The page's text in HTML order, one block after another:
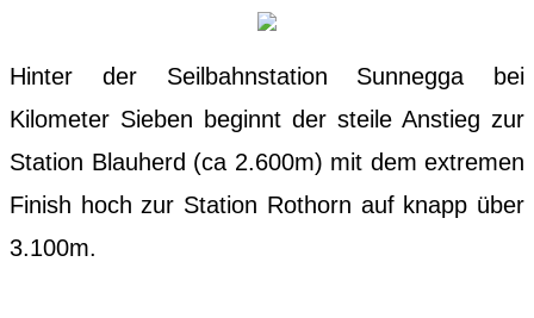
Hinter der Seilbahnstation Sunnegga bei
Kilometer Sieben beginnt der steile Anstieg zur
Station Blauherd (ca 2.600m) mit dem extremen
Finish hoch zur Station Rothorn auf knapp über
3.100m.